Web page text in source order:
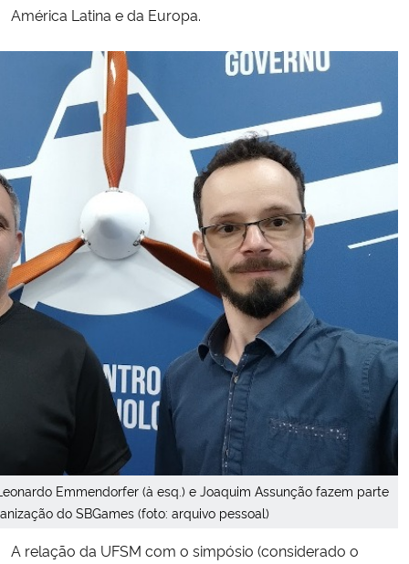
Secretaria de Governo
Gabinete de Segurança Institucional
Advocacia-Geral da União
Banco Central do Brasil
Planalto
América Latina e da Europa.
Emmendorfer (à esq.) e Joaquim Assunção fazem parte
do SBGames (foto: arquivo pessoal)
A relação da UFSM com o simpósio (considerado o